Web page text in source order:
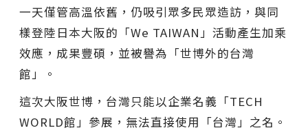
一天僅管高溫依舊，仍吸引眾多民眾造訪，與同
樣登陸日本大阪的「We TAIWAN」活動產生加乘
效應，成果豐碩，並被譽為「世博外的台灣
館」。
這次大阪世博，台灣只能以企業名義「TECH
WORLD館」參展，無法直接使用「台灣」之名。